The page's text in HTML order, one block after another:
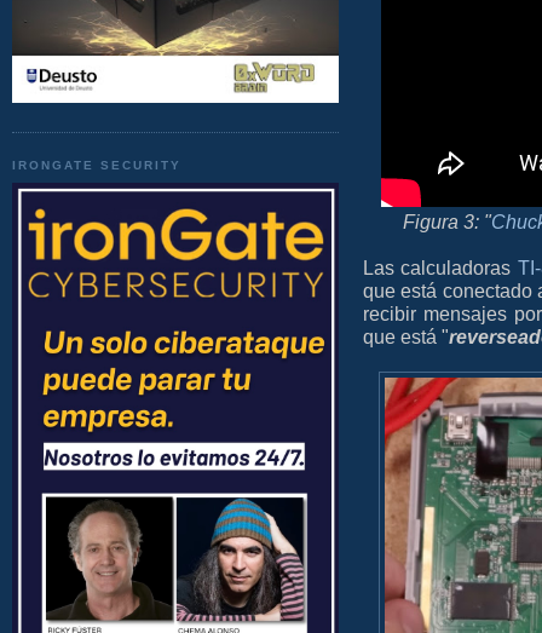
IRONGATE SECURITY
Figura 3: "
Las calculadoras
que está conectado
recibir mensajes
que está "